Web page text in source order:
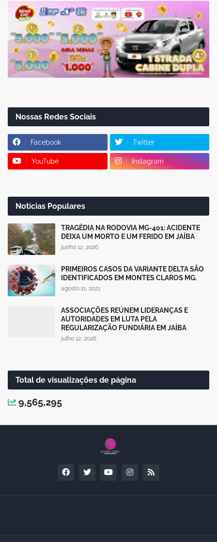
Nossas Redes Sociais
Facebook Twitter
YouTube Instagram
Notícias Populares
TRAGÉDIA NA RODOVIA MG-401: ACIDENTE
DEIXA UM MORTO E UM FERIDO EM JAÍBA
junho 12, 2026
PRIMEIROS CASOS DA VARIANTE DELTA SÃO
IDENTIFICADOS EM MONTES CLAROS MG.
agosto 11, 2021
ASSOCIAÇÕES REÚNEM LIDERANÇAS E
AUTORIDADES EM LUTA PELA
REGULARIZAÇÃO FUNDIÁRIA EM JAÍBA
julho 12, 2026
Total de visualizações de página
9,565,295